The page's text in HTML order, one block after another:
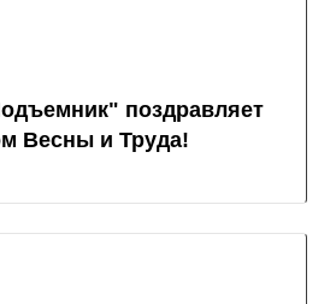
поздравляет
Весны и Труда!